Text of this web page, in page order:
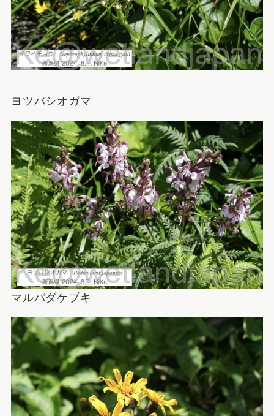
ヨツバシオガマ
マルバダケブキ